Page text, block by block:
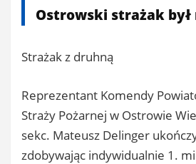
Ostrowski strażak był
Strażak z druhną
Reprezentant Komendy
Straży Pożarnej w Ostrowie
sekc. Mateusz Delinger
zdobywając indywidualnie 1.